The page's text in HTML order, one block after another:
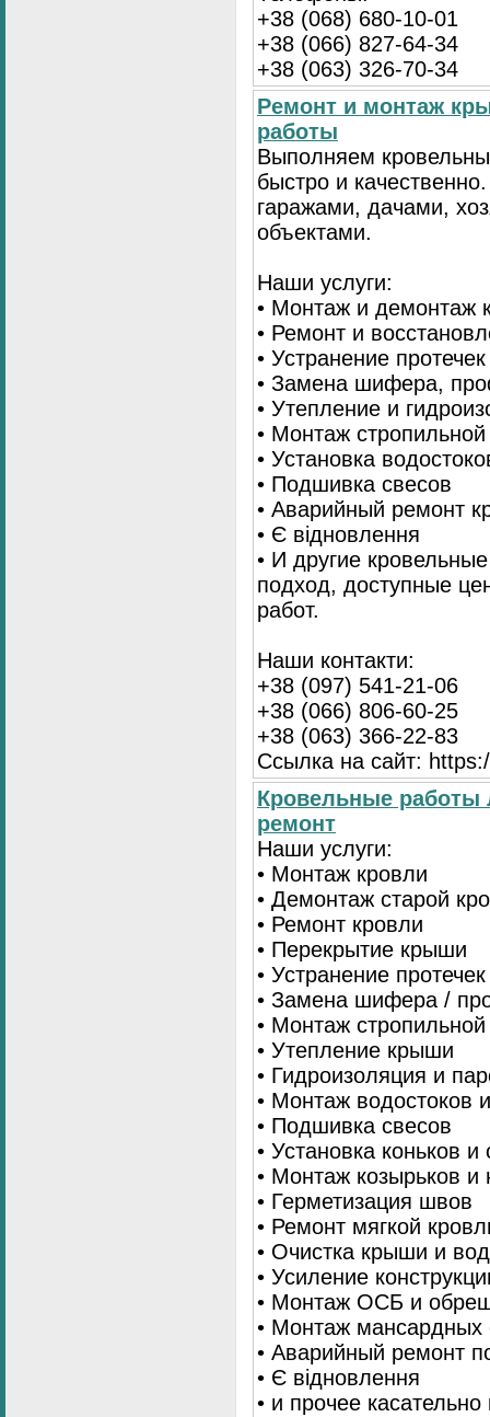
+38 (068) 680-10-01
+38 (066) 827-64-34
+38 (063) 326-70-34
Ремонт и монтаж
работы
Выполняем
быстро и
гаражами, дачами,
объектами.
Наши услуги:
• Монтаж и демонтаж
• Ремонт и
• Устранение протечек
• Замена шифера,
• Утепление и
• Монтаж
• Установка
• Подшивка свесов
• Аварийный ремонт
• Є відновлення
• И другие
подход, доступные
работ.
Наши контакти:
+38 (097) 541-21-06
+38 (066) 806-60-25
+38 (063) 366-22-83
Ссылка на сайт:
Кровельные
ремонт
Наши услуги:
• Монтаж кровли
• Демонтаж старой
• Ремонт кровли
• Перекрытие крыши
• Устранение протечек
• Замена шифера /
• Монтаж
• Утепление крыши
• Гидроизоляция и
• Монтаж водостоков
• Подшивка свесов
• Установка коньков и
• Монтаж козырьков и
• Герметизация швов
• Ремонт мягкой
• Очистка крыши и
• Усиление
• Монтаж ОСБ и
• Монтаж мансардных
• Аварийный ремонт
• Є відновлення
• и прочее